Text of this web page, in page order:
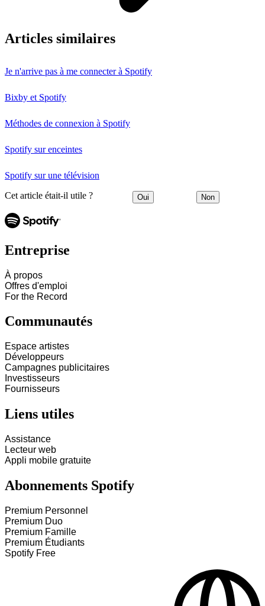
Articles similaires
Je n'arrive pas à me connecter à Spotify
Bixby et Spotify
Méthodes de connexion à Spotify
Spotify sur enceintes
Spotify sur une télévision
Cet article était-il utile ? Oui Non
Entreprise
À propos
Offres d'emploi
For the Record
Communautés
Espace artistes
Développeurs
Campagnes publicitaires
Investisseurs
Fournisseurs
Liens utiles
Assistance
Lecteur web
Appli mobile gratuite
Abonnements Spotify
Premium Personnel
Premium Duo
Premium Famille
Premium Étudiants
Spotify Free